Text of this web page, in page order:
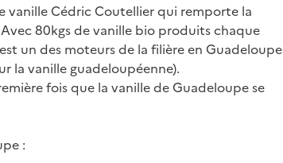
Cédric Coutellier qui remporte la
80kgs de vanille bio produits chaque
un des moteurs de la filière en Guadeloupe
la vanille guadeloupéenne).
fois que la vanille de Guadeloupe se
: